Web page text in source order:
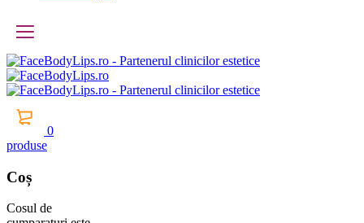
0
produse
Coș
Cosul de